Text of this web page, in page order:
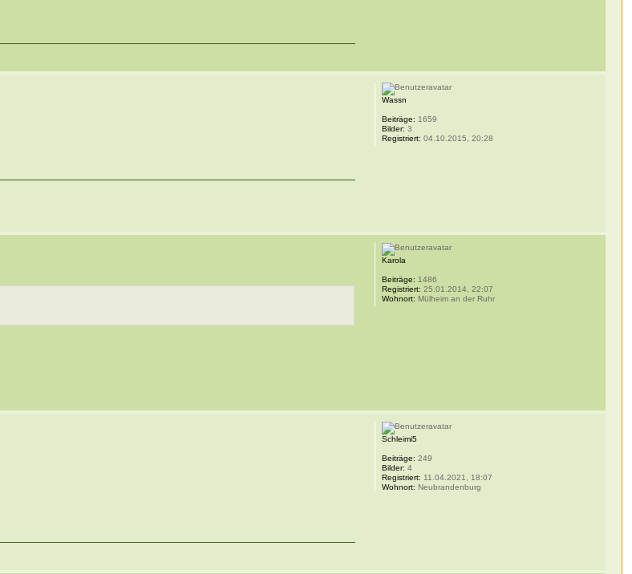
Wassn
Beiträge: 1659
Bilder: 3
Registriert: 04.10.2015, 20:28
Karola
Beiträge: 1486
Registriert: 25.01.2014, 22:07
Wohnort: Mülheim an der Ruhr
Schleimi5
Beiträge: 249
Bilder: 4
Registriert: 11.04.2021, 18:07
Wohnort: Neubrandenburg